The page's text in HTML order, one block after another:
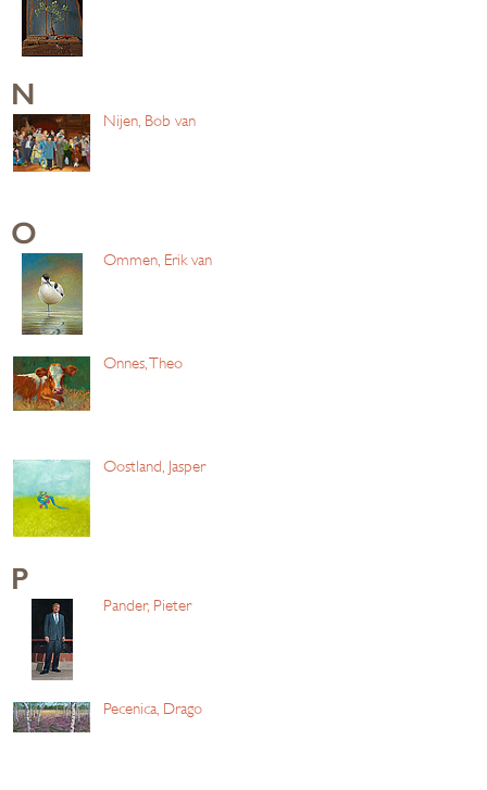
N
Nijen, Bob van
O
Ommen, Erik van
Onnes, Theo
Oostland, Jasper
P
Pander, Pieter
Pecenica, Drago